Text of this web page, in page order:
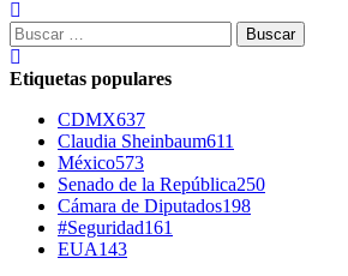
Buscar:
Etiquetas populares
CDMX637
Claudia Sheinbaum611
México573
Senado de la República250
Cámara de Diputados198
#Seguridad161
EUA143